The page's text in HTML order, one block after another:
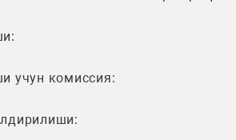
учун комиссия: